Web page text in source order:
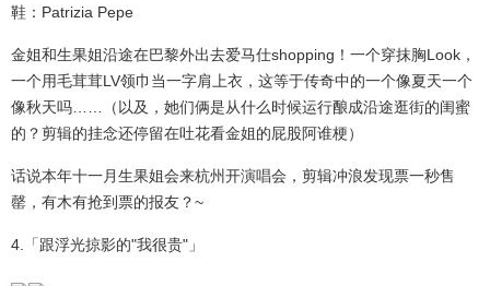
鞋：Patrizia Pepe
金姐和生果姐沿途在巴黎外出去爱马仕shopping！一个穿抹胸Look，
一个用毛茸茸LV领巾当一字肩上衣，这等于传奇中的一个像夏天一个
像秋天吗……（以及，她们俩是从什么时候运行酿成沿途逛街的闺蜜
的？剪辑的挂念还停留在吐花看金姐的屁股阿谁梗）
话说本年十一月生果姐会来杭州开演唱会，剪辑冲浪发现票一秒售
罄，有木有抢到票的报友？~
4.「跟浮光掠影的"我很贵"」